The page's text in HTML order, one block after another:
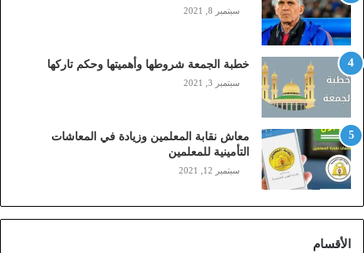
و
ب
ا
ي
ل
ي
ز
ي
ن
)
ا
سبتمبر 8, 2021
خطبة الجمعة شروطها وأهميتها وحكم تاركها
سبتمبر 3, 2021
معاش نقابة المعلمين وزيادة في المعاشات
التأمينية للمعلمين
سبتمبر 12, 2021
الأقسام